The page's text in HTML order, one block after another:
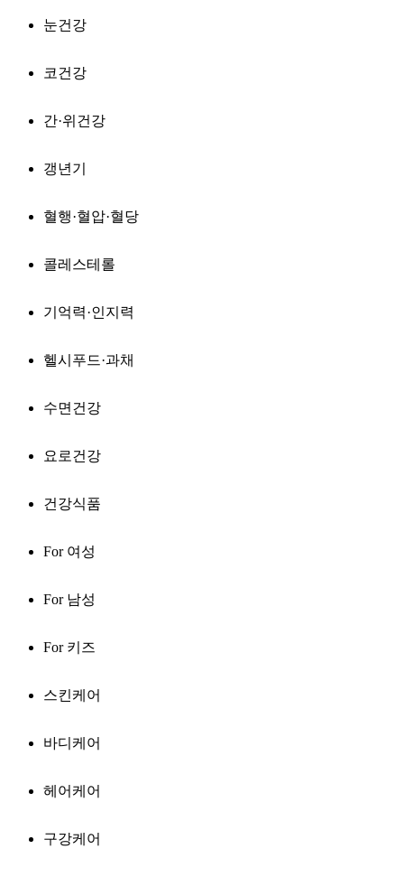
눈건강
코건강
간·위건강
갱년기
혈행·혈압·혈당
콜레스테롤
기억력·인지력
헬시푸드·과채
수면건강
요로건강
건강식품
For 여성
For 남성
For 키즈
스킨케어
바디케어
헤어케어
구강케어